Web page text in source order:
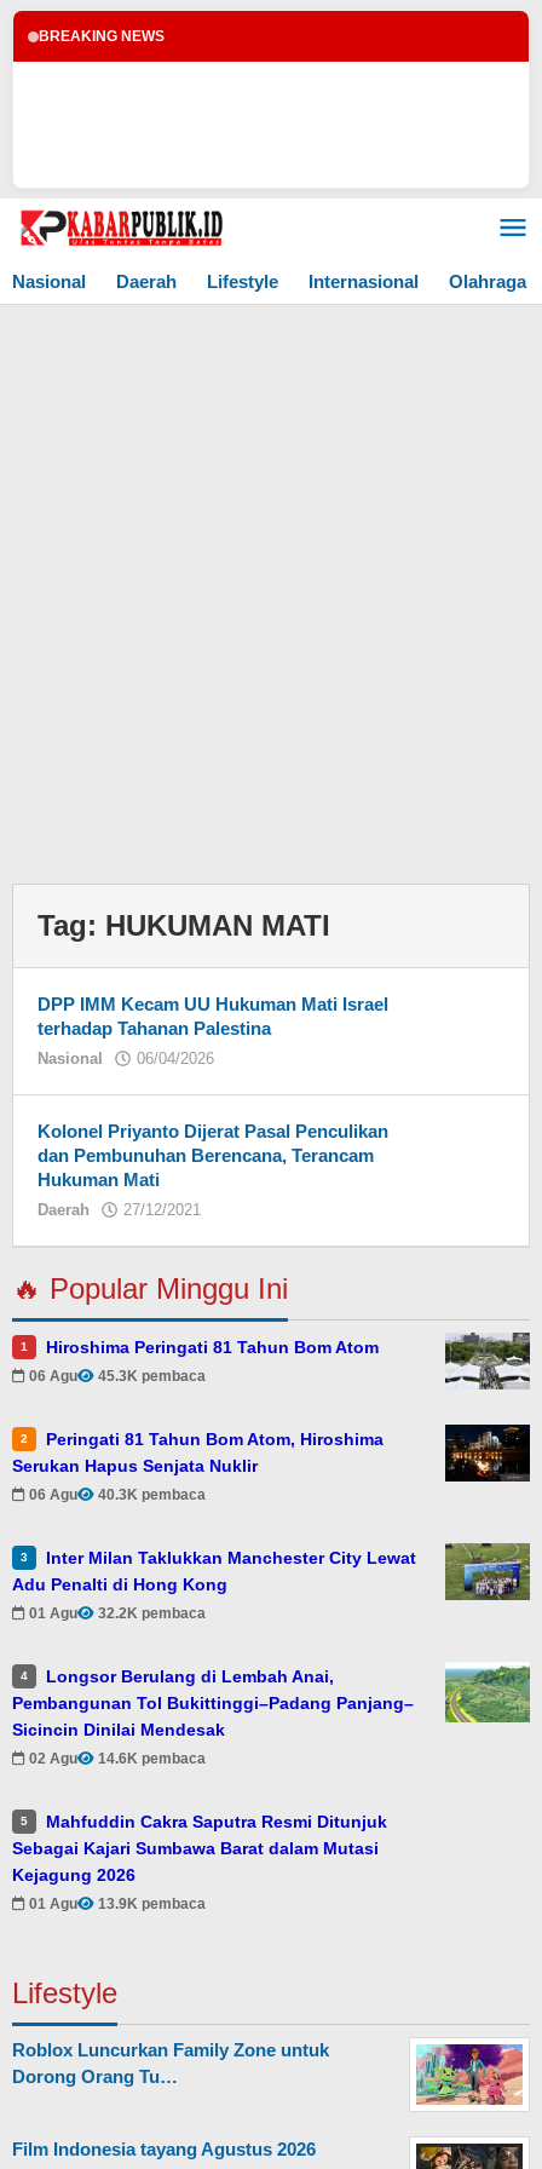
BREAKING NEWS
Lewati
Nasional
Daerah Lifestyle Internasional Olahraga
Tag: HUKUMAN MATI
DPP IMM Kecam UU Hukuman Mati Israel
terhadap Tahanan Palestina
Nasional 06/04/2026
Kolonel Priyanto Dijerat Pasal Penculikan
dan Pembunuhan Berencana, Terancam
Hukuman Mati
Daerah 27/12/2021
🔥 Popular Minggu Ini
1 Hiroshima Peringati 81 Tahun Bom Atom
06 Agu 45.3K pembaca
2
Peringati 81 Tahun Bom Atom, Hiroshima
Serukan Hapus Senjata Nuklir
06 Agu 40.3K pembaca
3
Inter Milan Taklukkan Manchester City Lewat
Adu Penalti di Hong Kong
01 Agu 32.2K pembaca
4
Longsor Berulang di Lembah Anai,
Pembangunan Tol Bukittinggi–Padang Panjang–
Sicincin Dinilai Mendesak
02 Agu 14.6K pembaca
5
Mahfuddin Cakra Saputra Resmi Ditunjuk
Sebagai Kajari Sumbawa Barat dalam Mutasi
Kejagung 2026
01 Agu 13.9K pembaca
Lifestyle
Roblox Luncurkan Family Zone untuk
Dorong Orang Tu…
Film Indonesia tayang Agustus 2026